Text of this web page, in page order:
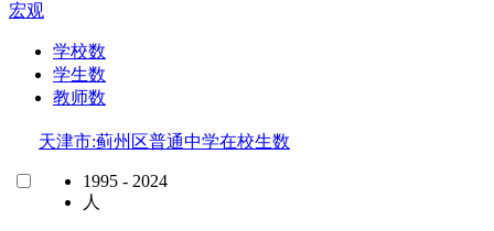
宏观
学校数
学生数
教师数
天津市:蓟州区普通中学在校生数
1995 - 2024
人